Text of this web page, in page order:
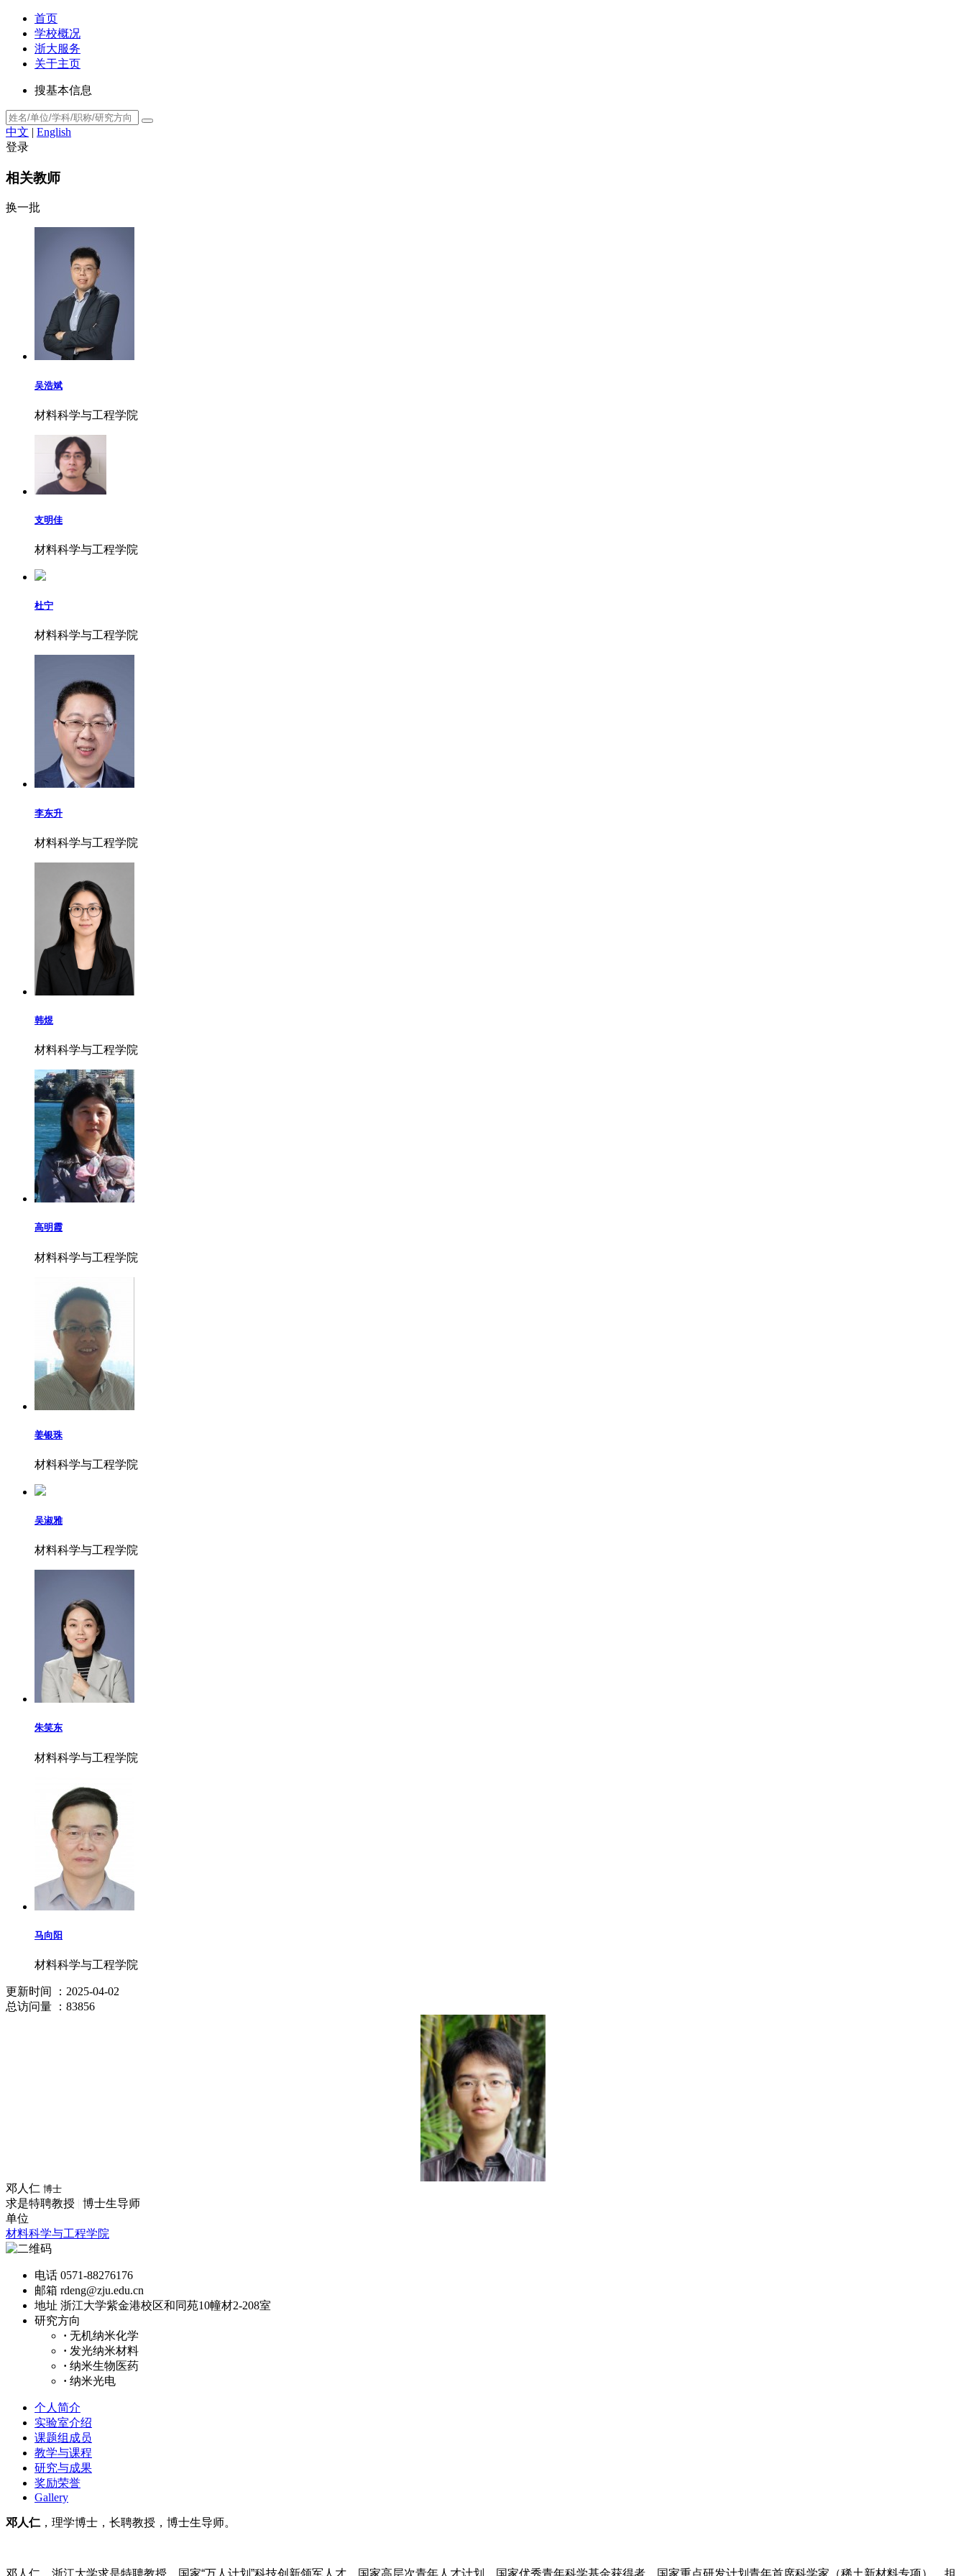
首页
学校概况
浙大服务
关于主页
搜基本信息
中文 | English
登录
相关教师
换一批
吴浩斌
材料科学与工程学院
支明佳
材料科学与工程学院
杜宁
材料科学与工程学院
李东升
材料科学与工程学院
韩煜
材料科学与工程学院
高明霞
材料科学与工程学院
姜银珠
材料科学与工程学院
吴淑雅
材料科学与工程学院
朱笑东
材料科学与工程学院
马向阳
材料科学与工程学院
更新时间
：2025-04-02
总访问量 ：83856
邓人仁 博士
求是特聘教授
博士生导师
单位
材料科学与工程学院
电话 0571-88276176
邮箱 rdeng@zju.edu.cn
地址 浙江大学紫金港校区和同苑10幢材2-208室
研究方向
· 无机纳米化学
· 发光纳米材料
· 纳米生物医药
· 纳米光电
个人简介
实验室介绍
课题组成员
教学与课程
研究与成果
奖励荣誉
Gallery
邓人仁 ，理学博士，长聘教授，博士生导师。
邓人仁，浙江大学求是特聘教授，国家“万人计划”科技创新领军人才，国家高层次青年人才计划，国家优秀青年科学基金获得者，国家重点研发计划青年首席科学家（稀土新材料专项）。担